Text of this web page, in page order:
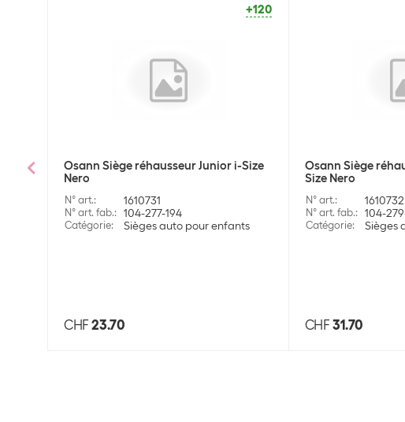
+120
Osann Siège réhausseur Junior i-Size
Nero
N° art.: 1610731
N° art. fab.: 104-277-194
Catégorie: Sièges auto pour enfants
CHF 23.70
Osann Siège
Size Nero
N° art.: 1610732
N° art. fab.: 104-
Catégorie: Sièges
CHF 31.70